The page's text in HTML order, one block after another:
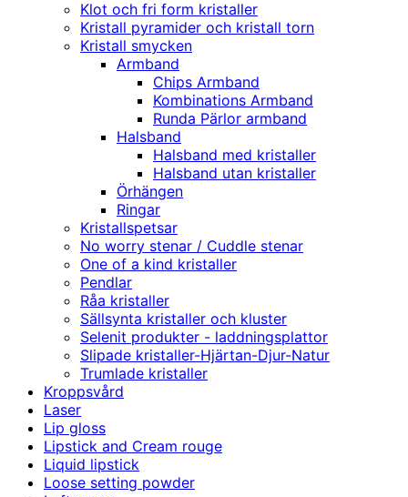
Klot och fri form kristaller
Kristall pyramider och kristall torn
Kristall smycken
Armband
Chips Armband
Kombinations Armband
Runda Pärlor armband
Halsband
Halsband med kristaller
Halsband utan kristaller
Örhängen
Ringar
Kristallspetsar
No worry stenar / Cuddle stenar
One of a kind kristaller
Pendlar
Råa kristaller
Sällsynta kristaller och kluster
Selenit produkter - laddningsplattor
Slipade kristaller-Hjärtan-Djur-Natur
Trumlade kristaller
Kroppsvård
Laser
Lip gloss
Lipstick and Cream rouge
Liquid lipstick
Loose setting powder